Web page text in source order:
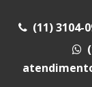
(11) 3104-